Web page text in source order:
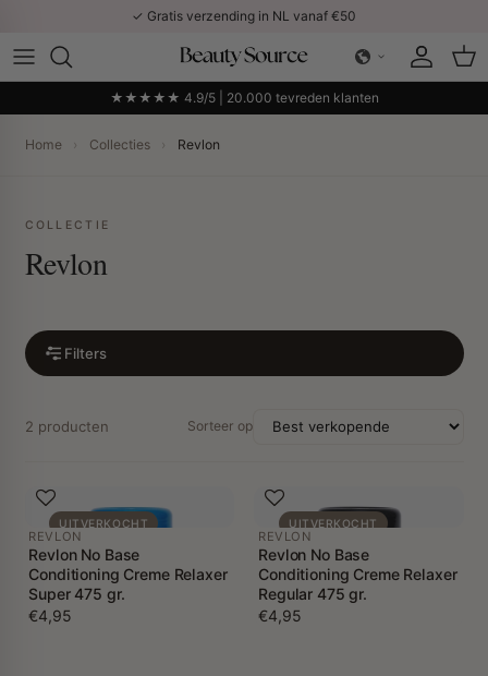
✓ Gratis verzending in NL vanaf €50
Account
★★★★★ 4.9/5 | 20.000 tevreden klanten
Home › Collecties › Revlon
COLLECTIE
Revlon
Filters
2 producten Sorteer op
UITVERKOCHT
REVLON
Revlon No Base
Conditioning Creme Relaxer
Super 475 gr.
€4,95
UITVERKOCHT
REVLON
Revlon No Base
Conditioning Creme Relaxer
Regular 475 gr.
€4,95